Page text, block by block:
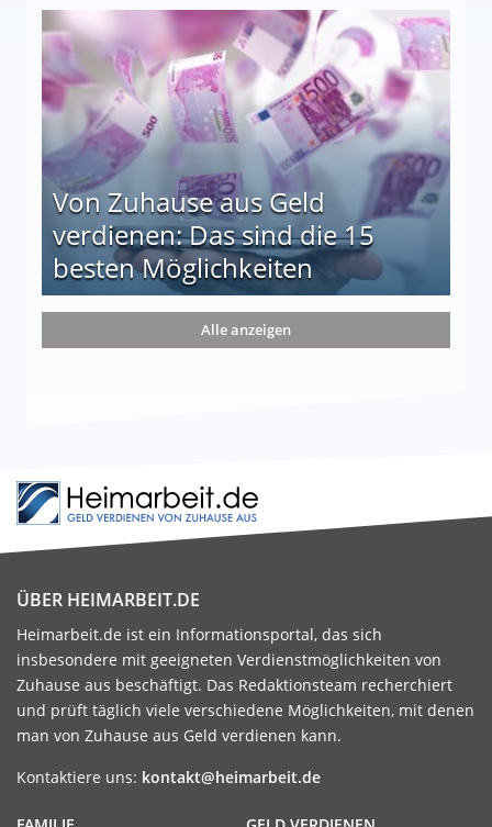
auf einen Blick
Von Zuhause aus Geld
verdienen: Das sind die 15
besten Möglichkeiten
die 15 besten Möglichkeiten
Alle anzeigen
ÜBER HEIMARBEIT.DE
Heimarbeit.de ist ein Informationsportal, das sich
insbesondere mit geeigneten Verdienstmöglichkeiten von
Zuhause aus beschäftigt. Das Redaktionsteam recherchiert
und prüft täglich viele verschiedene Möglichkeiten, mit denen
man von Zuhause aus Geld verdienen kann.
Kontaktiere uns: kontakt@heimarbeit.de